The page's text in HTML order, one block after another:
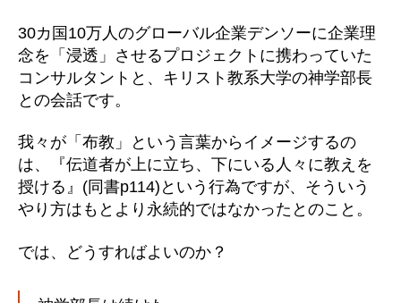
30カ国10万人のグローバル企業デンソーに企業理
念を「浸透」させるプロジェクトに携わっていた
コンサルタントと、キリスト教系大学の神学部長
との会話です。
我々が「布教」という言葉からイメージするの
は、『伝道者が上に立ち、下にいる人々に教えを
授ける』(同書p114)という行為ですが、そういう
やり方はもとより永続的ではなかったとのこと。
では、どうすればよいのか？